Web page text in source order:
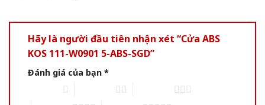
Hãy là người đầu tiên nhận xét “Cửa ABS
KOS 111-W0901 5-ABS-SGD”
Đánh giá của bạn *